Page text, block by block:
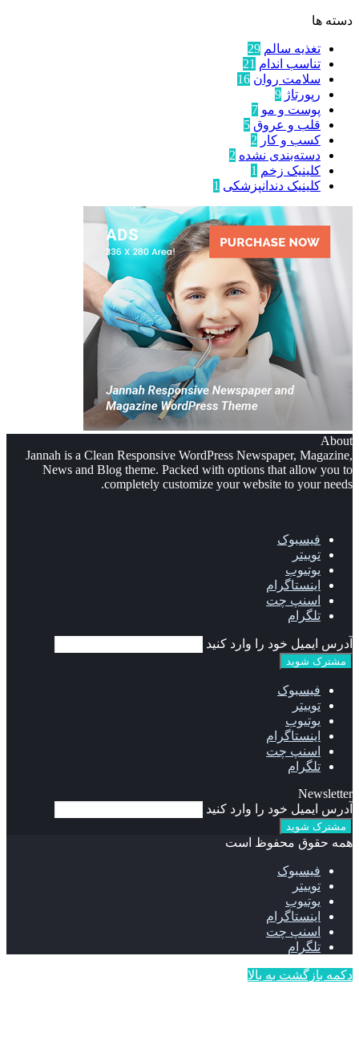
دسته ها
تغذیه سالم 29
تناسب اندام 21
سلامت روان 16
رپورتاژ 9
پوست و مو 7
قلب و عروق 5
کسب و کار 2
دسته‌بندی نشده 2
کلینیک زخم 1
کلینیک دندانپزشکی 1
About
Jannah is a Clean Responsive WordPress Newspaper, Magazine,
News and Blog theme. Packed with options that allow you to
completely customize your website to your needs.
فیسبوک
توییتر
یوتیوب
اینستاگرام
اسنپ چت
تلگرام
آدرس ایمیل خود را وارد کنید
فیسبوک
توییتر
یوتیوب
اینستاگرام
اسنپ چت
تلگرام
Newsletter
آدرس ایمیل خود را وارد کنید
همه حقوق محفوظ است
فیسبوک
توییتر
یوتیوب
اینستاگرام
اسنپ چت
تلگرام
دکمه بازگشت به بالا